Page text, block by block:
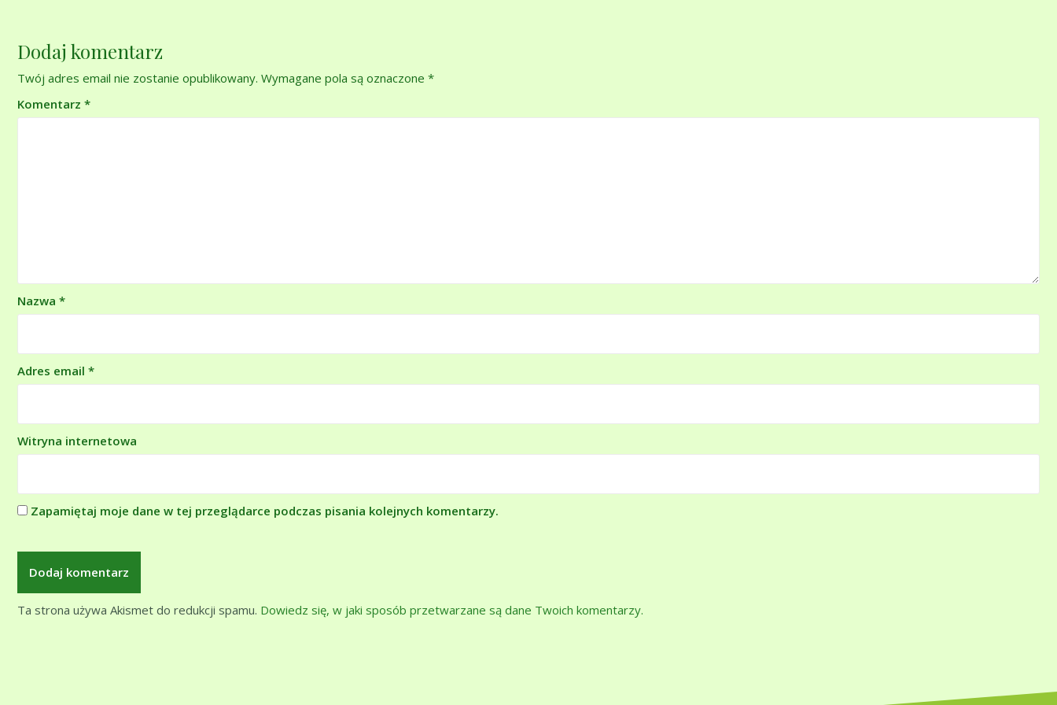
Dodaj komentarz
Twój adres email nie zostanie opublikowany. Wymagane pola są oznaczone *
Komentarz *
Nazwa *
Adres email *
Witryna internetowa
Zapamiętaj moje dane w tej przeglądarce podczas pisania kolejnych komentarzy.
Ta strona używa Akismet do redukcji spamu. Dowiedz się, w jaki sposób przetwarzane są dane Twoich komentarzy.